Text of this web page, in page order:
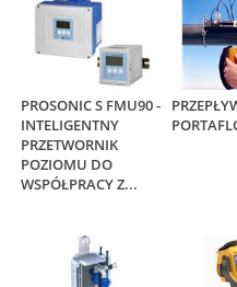
PROSONIC S FMU90 -
INTELIGENTNY
PRZETWORNIK
POZIOMU DO
WSPÓŁPRACY Z...